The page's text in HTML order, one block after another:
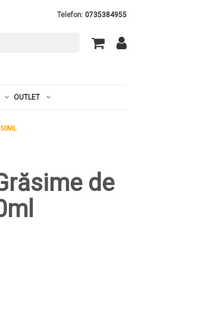
Telefon: 0735384955
OUTLET
de